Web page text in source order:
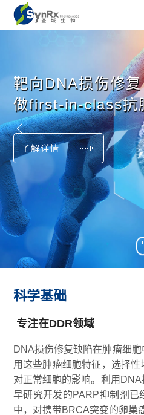
靶向DNA损伤修复
做first-in-class抗
了解详情
科学基础
专注在DDR领域
DNA损伤修复缺陷在肿瘤细
用这些肿瘤细胞特征，选择
对正常细胞的影响。利用
早研究开发的PARP抑制剂已
中，对携带BRCA突变的卵巢